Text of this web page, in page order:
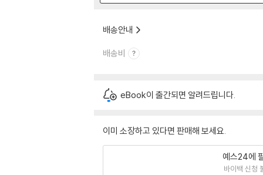
배송안내
배송비
eBook이 출간되면 알려드립니다.
이미 소장하고 있다면 판매해 보세요.
예스24에
바이백 신청